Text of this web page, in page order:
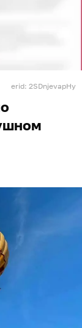
erid: 2SDnjevapHy